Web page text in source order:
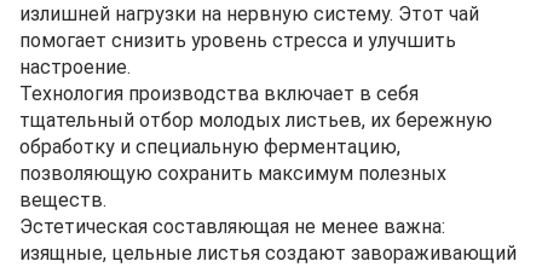
излишней нагрузки на нервную систему. Этот чай
помогает снизить уровень стресса и улучшить
настроение.
Технология производства включает в себя
тщательный отбор молодых листьев, их бережную
обработку и специальную ферментацию,
позволяющую сохранить максимум полезных
веществ.
Эстетическая составляющая не менее важна:
изящные, цельные листья создают завораживающий